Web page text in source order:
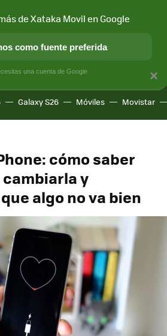
Y SOCIEDAD APLICACIONES
Galaxy S26 Móviles Movistar
cómo saber
y
algo no va bien
×
de Xataka Movil en Google
como fuente preferida
una cuenta de Google